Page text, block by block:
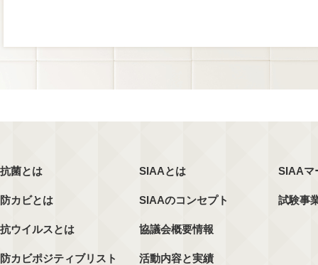
抗菌とは
防カビとは
抗ウイルスとは
防カビポジティブリスト
SIAAとは
SIAAのコンセプト
協議会概要情報
活動内容と実績
SIAAマ
試験事